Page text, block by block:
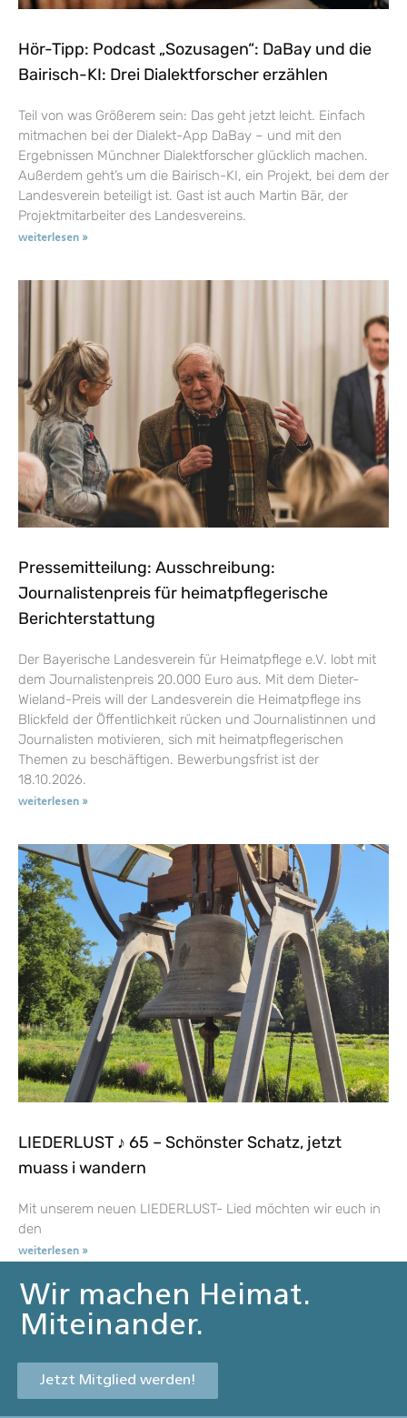
Hör-Tipp: Podcast „Sozusagen“: DaBay und die
Bairisch-KI: Drei Dialektforscher erzählen
Teil von was Größerem sein: Das geht jetzt leicht. Einfach
mitmachen bei der Dialekt-App DaBay – und mit den
Ergebnissen Münchner Dialektforscher glücklich machen.
Außerdem geht’s um die Bairisch-KI, ein Projekt, bei dem der
Landesverein beteiligt ist. Gast ist auch Martin Bär, der
Projektmitarbeiter des Landesvereins.
weiterlesen »
Pressemitteilung: Ausschreibung:
Journalistenpreis für heimatpflegerische
Berichterstattung
Der Bayerische Landesverein für Heimatpflege e.V. lobt mit
dem Journalistenpreis 20.000 Euro aus. Mit dem Dieter-
Wieland-Preis will der Landesverein die Heimatpflege ins
Blickfeld der Öffentlichkeit rücken und Journalistinnen und
Journalisten motivieren, sich mit heimatpflegerischen
Themen zu beschäftigen. Bewerbungsfrist ist der
18.10.2026.
weiterlesen »
LIEDERLUST ♪ 65 – Schönster Schatz, jetzt
muass i wandern
Mit unserem neuen LIEDERLUST- Lied möchten wir euch in
den
weiterlesen »
Wir machen Heimat.
Miteinander.
Jetzt Mitglied werden!